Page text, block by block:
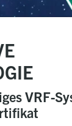
VRF-